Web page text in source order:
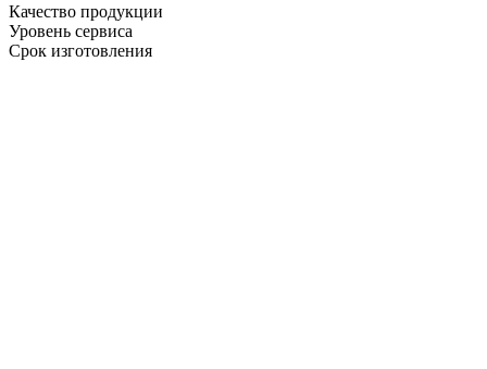
Качество продукции
Уровень сервиса
Срок изготовления